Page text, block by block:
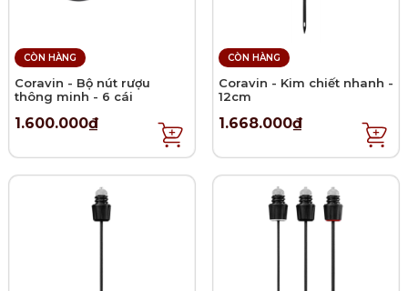
CÒN HÀNG
Coravin - Bộ nút rượu
thông minh - 6 cái
1.600.000₫
CÒN HÀNG
Coravin - Kim chiết nhanh -
12cm
1.668.000₫